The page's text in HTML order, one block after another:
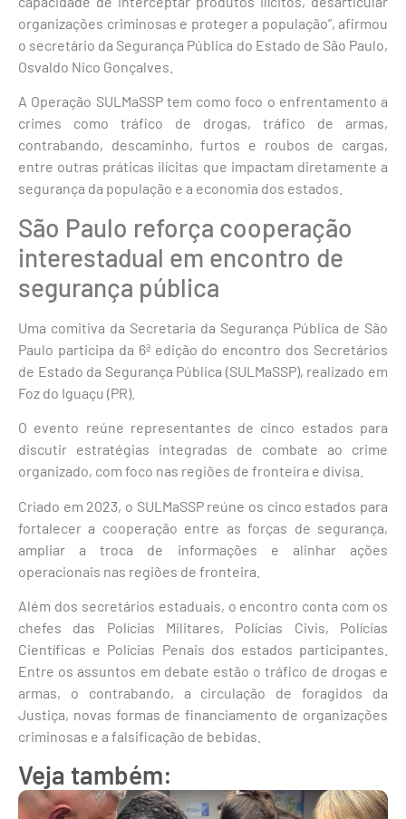
organizações criminosas e proteger a população”, afirmou
o secretário da Segurança Pública do Estado de São Paulo,
Osvaldo Nico Gonçalves.
A Operação SULMaSSP tem como foco o enfrentamento a
crimes como tráfico de drogas, tráfico de armas,
contrabando, descaminho, furtos e roubos de cargas,
entre outras práticas ilícitas que impactam diretamente a
segurança da população e a economia dos estados.
São Paulo reforça cooperação
interestadual em encontro de
segurança pública
Uma comitiva da Secretaria da Segurança Pública de São
Paulo participa da 6ª edição do encontro dos Secretários
de Estado da Segurança Pública (SULMaSSP), realizado em
Foz do Iguaçu (PR).
O evento reúne representantes de cinco estados para
discutir estratégias integradas de combate ao crime
organizado, com foco nas regiões de fronteira e divisa.
Criado em 2023, o SULMaSSP reúne os cinco estados para
fortalecer a cooperação entre as forças de segurança,
ampliar a troca de informações e alinhar ações
operacionais nas regiões de fronteira.
Além dos secretários estaduais, o encontro conta com os
chefes das Polícias Militares, Polícias Civis, Polícias
Científicas e Polícias Penais dos estados participantes.
Entre os assuntos em debate estão o tráfico de drogas e
armas, o contrabando, a circulação de foragidos da
Justiça, novas formas de financiamento de organizações
criminosas e a falsificação de bebidas.
Veja também: